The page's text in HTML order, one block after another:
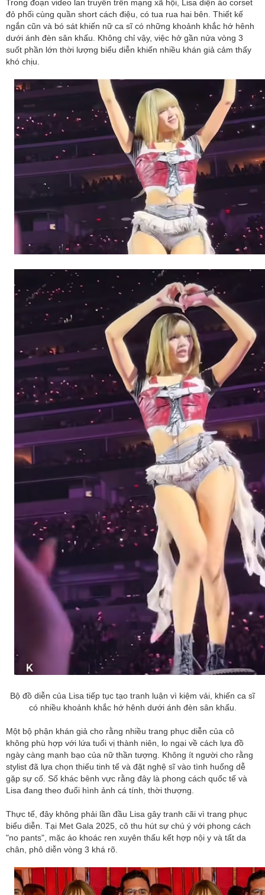
Trong đoạn video lan truyền trên mạng xã hội, Lisa diện áo corset
đỏ phối cùng quần short cách điệu, có tua rua hai bên. Thiết kế
ngắn cũn và bó sát khiến nữ ca sĩ có những khoảnh khắc hớ hênh
dưới ánh đèn sân khấu. Không chỉ vậy, việc hở gần nửa vòng 3
suốt phần lớn thời lượng biểu diễn khiến nhiều khán giả cảm thấy
khó chịu.
Bộ đồ diễn của Lisa tiếp tục tạo tranh luận vì kiệm vải, khiến ca sĩ
có nhiều khoảnh khắc hớ hênh dưới ánh đèn sân khấu.
Một bộ phận khán giả cho rằng nhiều trang phục diễn của cô
không phù hợp với lứa tuổi vị thành niên, lo ngại về cách lựa đồ
ngày càng mạnh bạo của nữ thần tượng. Không ít người cho rằng
stylist đã lựa chọn thiếu tinh tế và đặt nghệ sĩ vào tình huống dễ
gặp sự cố. Số khác bênh vực rằng đây là phong cách quốc tế và
Lisa đang theo đuổi hình ảnh cá tính, thời thượng.
Thực tế, đây không phải lần đầu Lisa gây tranh cãi vì trang phục
biểu diễn. Tại Met Gala 2025, cô thu hút sự chú ý với phong cách
"no pants", mặc áo khoác ren xuyên thấu kết hợp nội y và tất da
chân, phô diễn vòng 3 khá rõ.